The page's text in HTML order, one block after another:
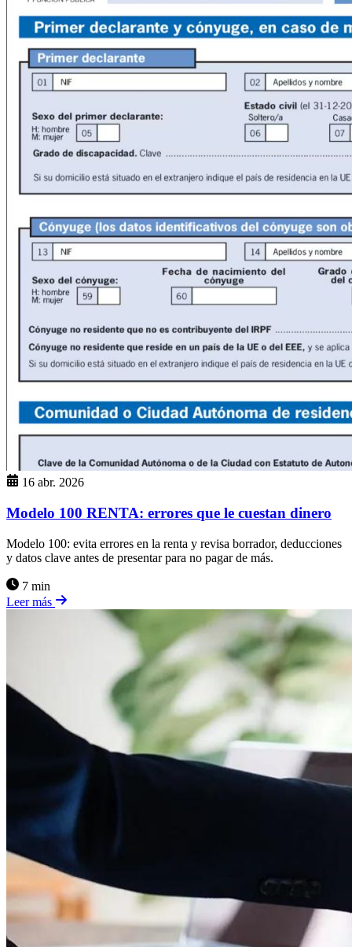
16 abr. 2026
Modelo 100 RENTA: errores que le cuestan dinero
Modelo 100: evita errores en la renta y revisa borrador, deducciones
y datos clave antes de presentar para no pagar de más.
7 min
Leer más